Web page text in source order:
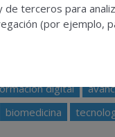
B2B para
digital
biomedicina
de terceros para
(por ejemplo,